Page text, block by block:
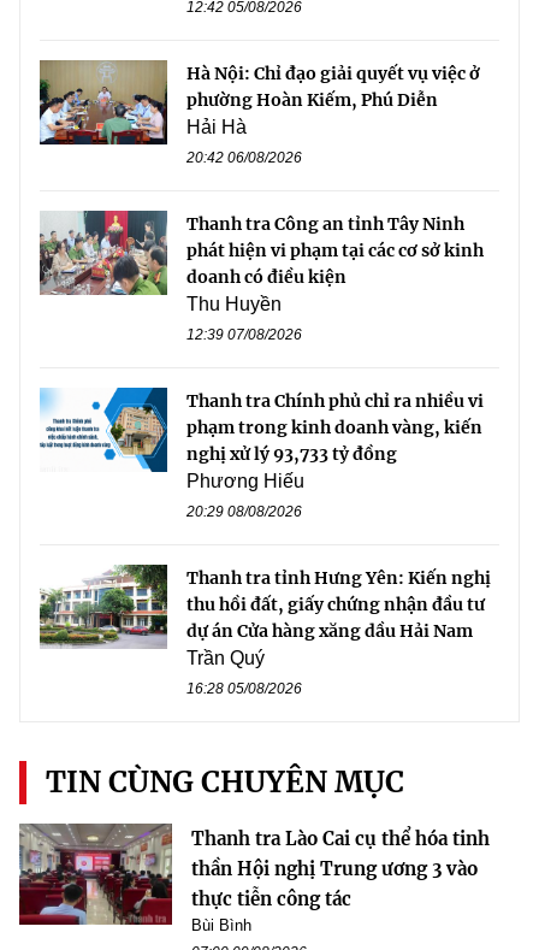
12:42 05/08/2026
Hà Nội: Chỉ đạo giải quyết vụ việc ở
phường Hoàn Kiếm, Phú Diễn
Hải Hà
20:42 06/08/2026
Thanh tra Công an tỉnh Tây Ninh
phát hiện vi phạm tại các cơ sở kinh
doanh có điều kiện
Thu Huyền
12:39 07/08/2026
Thanh tra Chính phủ chỉ ra nhiều vi
phạm trong kinh doanh vàng, kiến
nghị xử lý 93,733 tỷ đồng
Phương Hiếu
20:29 08/08/2026
Thanh tra tỉnh Hưng Yên: Kiến nghị
thu hồi đất, giấy chứng nhận đầu tư
dự án Cửa hàng xăng dầu Hải Nam
Trần Quý
16:28 05/08/2026
TIN CÙNG CHUYÊN MỤC
Thanh tra Lào Cai cụ thể hóa tinh
thần Hội nghị Trung ương 3 vào
thực tiễn công tác
Bùi Bình